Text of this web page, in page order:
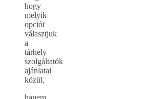
hogy
melyik
opciót
választjuk
a
tárhely
szolgáltatók
ajánlatai
közül,
hanem